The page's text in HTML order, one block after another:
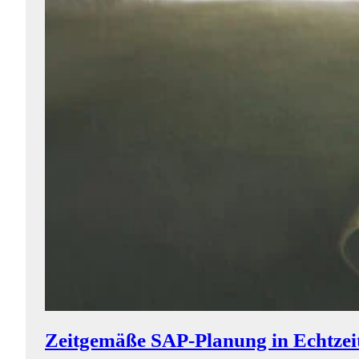
Zeitgemäße SAP-Planung in